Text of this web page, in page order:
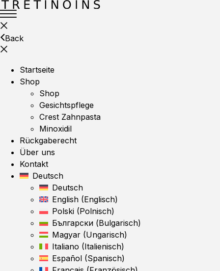
Back
Startseite
Shop
Shop
Gesichtspflege
Crest Zahnpasta
Minoxidil
Rückgaberecht
Über uns
Kontakt
Deutsch
Deutsch
English (Englisch)
Polski (Polnisch)
Български (Bulgarisch)
Magyar (Ungarisch)
Italiano (Italienisch)
Español (Spanisch)